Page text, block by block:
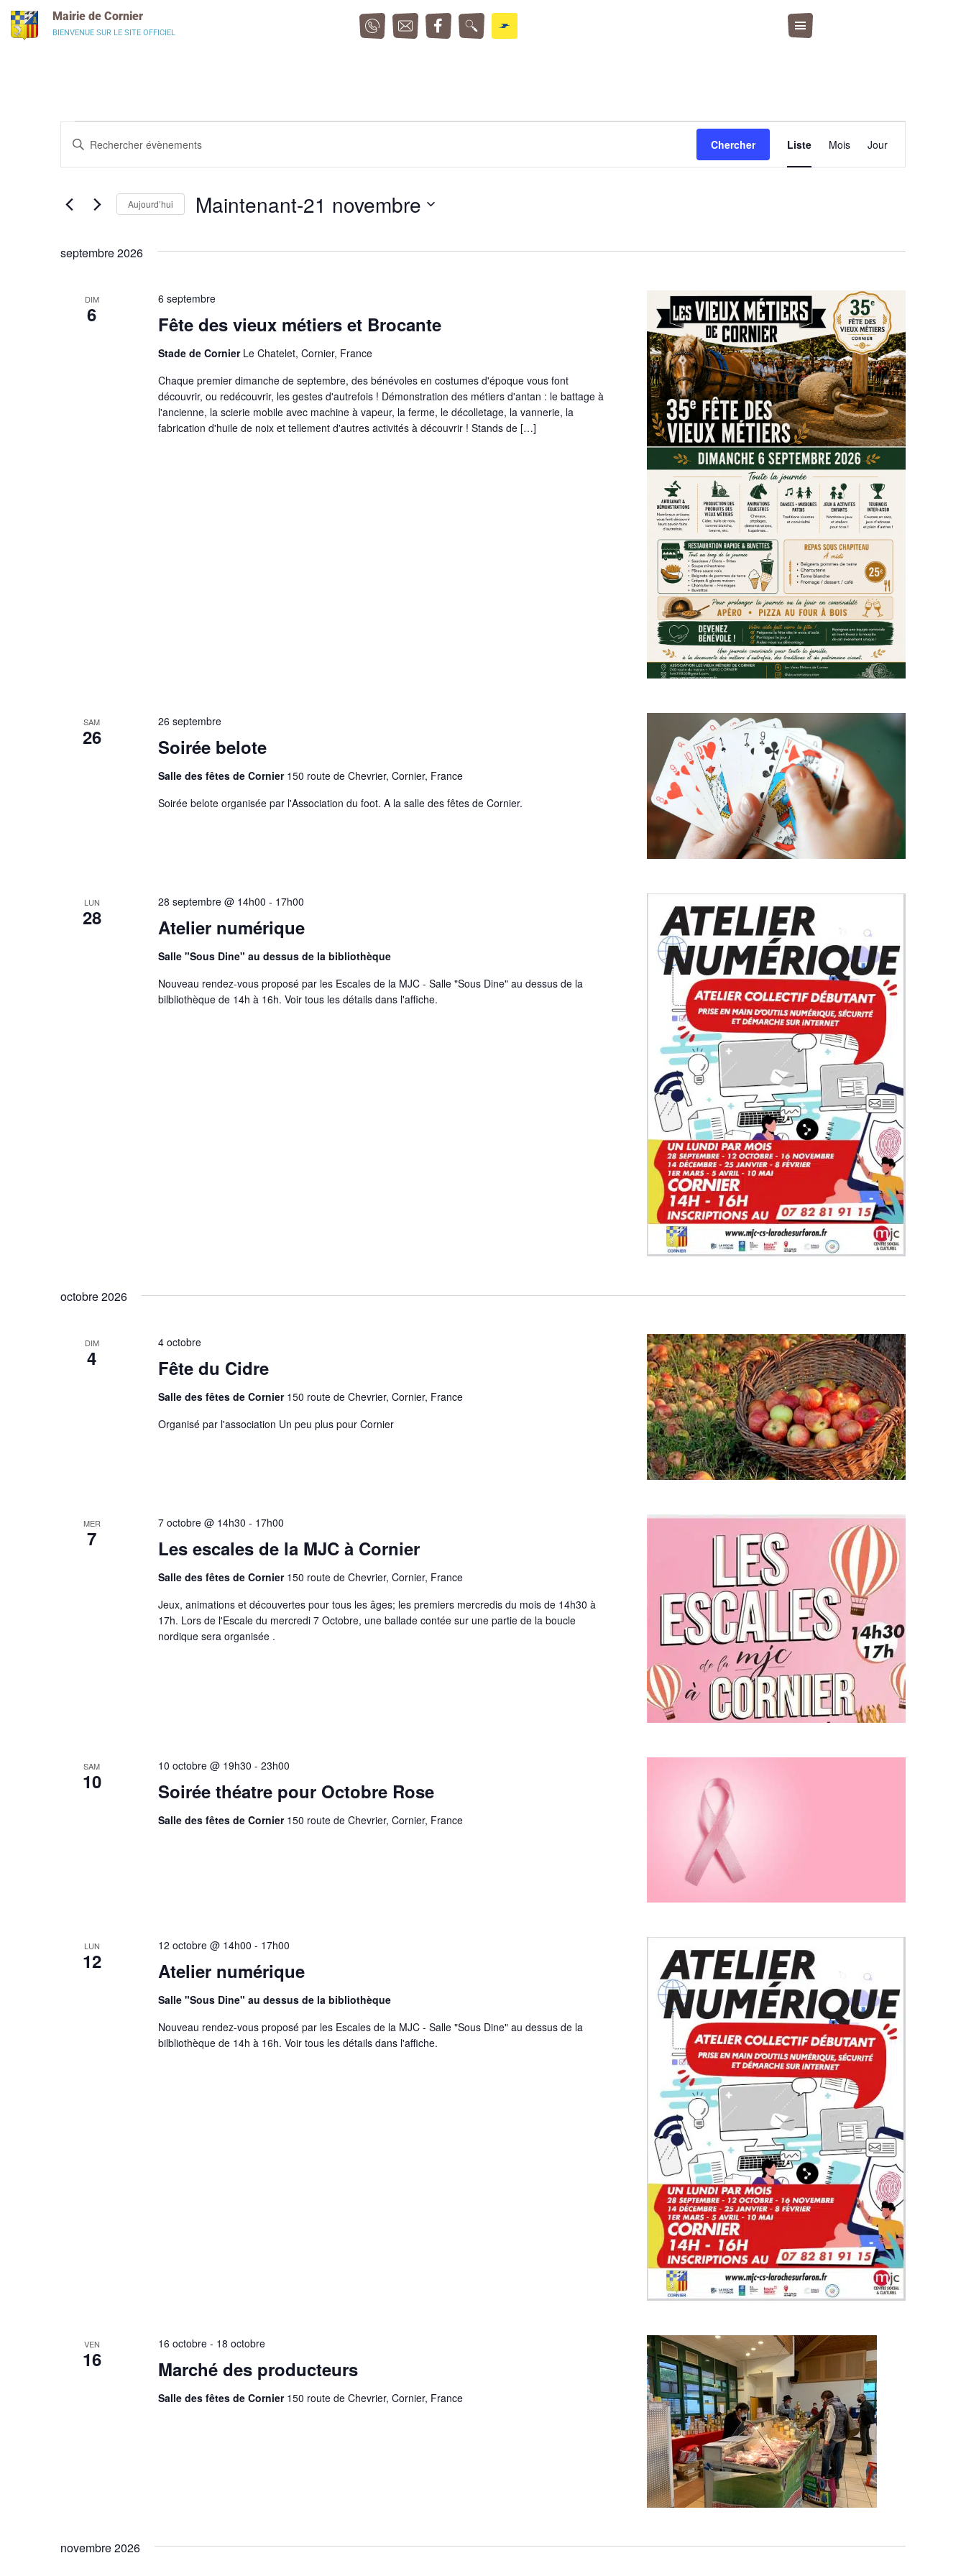
Mairie de Cornier
BIENVENUE SUR LE SITE OFFICIEL
Recherche
et
de
Évènements
Saisir
mot-
Rechercher
mot-
Chercher
de
vues
Liste Mois Jour
Aujourd’hui Maintenant-21 novembre
septembre 2026
DIM
6 Fête des vieux métiers et Brocante
6 septembre
Stade de Cornier Le Chatelet, Cornier, France
Chaque premier dimanche de septembre, des bénévoles en costumes d'époque vous font
découvrir, ou redécouvrir, les gestes d'autrefois ! Démonstration des métiers d'antan : le battage à
l'ancienne, la scierie mobile avec machine à vapeur, la ferme, le décolletage, la vannerie, la
fabrication d'huile de noix et tellement d'autres activités à découvrir ! Stands de […]
SAM
26 Soirée belote
26 septembre
Salle des fêtes de Cornier 150 route de Chevrier, Cornier, France
Soirée belote organisée par l'Association du foot. A la salle des fêtes de Cornier.
LUN
28 Atelier numérique
28 septembre @ 14h00 - 17h00
Salle "Sous Dine" au dessus de la bibliothèque
Nouveau rendez-vous proposé par les Escales de la MJC - Salle "Sous Dine" au dessus de la
bilbliothèque de 14h à 16h. Voir tous les détails dans l'affiche.
octobre 2026
DIM
4 Fête du Cidre
4 octobre
Salle des fêtes de Cornier 150 route de Chevrier, Cornier, France
Organisé par l'association Un peu plus pour Cornier
MER
7 Les escales de la MJC à Cornier
7 octobre @ 14h30 - 17h00
Salle des fêtes de Cornier 150 route de Chevrier, Cornier, France
Jeux, animations et découvertes pour tous les âges; les premiers mercredis du mois de 14h30 à
17h. Lors de l'Escale du mercredi 7 Octobre, une ballade contée sur une partie de la boucle
nordique sera organisée .
SAM
10 Soirée théatre pour Octobre Rose
10 octobre @ 19h30 - 23h00
Salle des fêtes de Cornier 150 route de Chevrier, Cornier, France
LUN
12 Atelier numérique
12 octobre @ 14h00 - 17h00
Salle "Sous Dine" au dessus de la bibliothèque
Nouveau rendez-vous proposé par les Escales de la MJC - Salle "Sous Dine" au dessus de la
bilbliothèque de 14h à 16h. Voir tous les détails dans l'affiche.
VEN
16 Marché des producteurs
16 octobre- 18 octobre
Salle des fêtes de Cornier 150 route de Chevrier, Cornier, France
novembre 2026
Panneau de gestion des cookies